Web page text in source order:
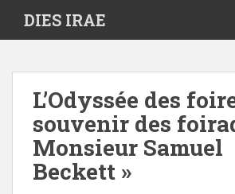
i
DIES IRAE
L’Odyssée des
souvenir des
Monsieur Samuel
Beckett »